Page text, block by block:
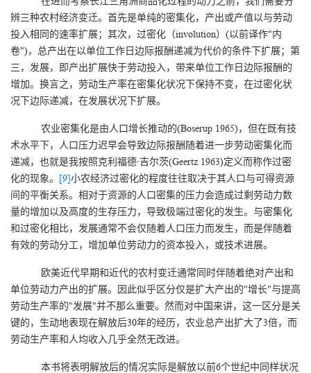
辨三种农村经济变迁。首先是单纯的密集化，产出或产值以与劳动
投入相同的速率扩展；其次，过密化（involution）(以前译作"内
卷")，总产出在以单位工作日边际报酬递减为代价的条件下扩展；第
三，发展，即产出扩展快于劳动投入，带来单位工作日边际报酬的
增加。换言之，劳动生产率在密集化状况下保持不变，在过密化状
况下边际递减，在发展状况下扩展。
农业密集化是由人口增长推动的(Boserup 1965)，但在既有技
术水平下，人口压力迟早会导致边际报酬随着进一步劳动密集化而
递减，也就是我按照克利福德·吉尔茨(Geertz 1963)定义而称作过密
化的现象。 [9]小农经济过密化的程度往往取决于其人口与可得资源
间的平衡关系。相对于资源的人口密集的压力会造成过剩劳动力数
量的增加以及高度的生存压力，导致极端过密化的发生。与密集化
和过密化相比，发展通常不会仅随着人口压力而发生，而是伴随着
有效的劳动分工，增加单位劳动力的资本投入，或技术进展。
欧美近代早期和近代的农村变迁通常同时伴随着绝对产出和
单位劳动力产出的扩展。因此似乎区分仅是扩大产出的"增长"与提高
劳动生产率的"发展"并不那么重要。然而对中国来讲，这一区分是关
键的，生动地表现在解放后30年的经历，农业总产出扩大了3倍，而
劳动生产率和人均收入几乎全然无改进。
本书将表明解放后的情况实际是解放以前6个世纪中同样状况